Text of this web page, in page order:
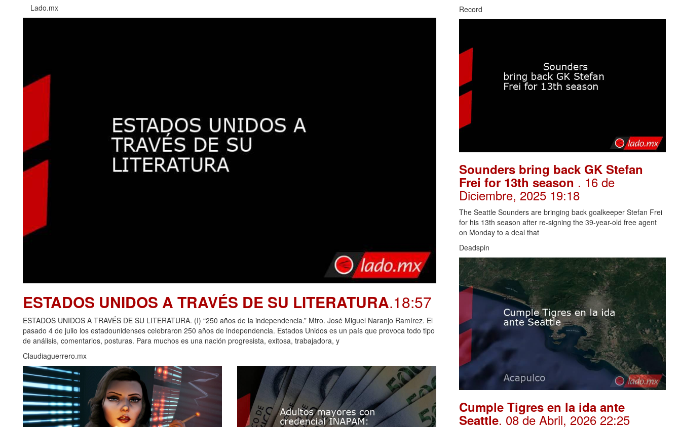
Lado.mx
ESTADOS UNIDOS A TRAVÉS DE SU LITERATURA.18:57
ESTADOS UNIDOS A TRAVÉS DE SU LITERATURA. (I) “250 años de la independencia.” Mtro. José Miguel Naranjo Ramírez. El
pasado 4 de julio los estadounidenses celebraron 250 años de independencia. Estados Unidos es un país que provoca todo tipo
de análisis, comentarios, posturas. Para muchos es una nación progresista, exitosa, trabajadora, y
Claudiaguerrero.mx
Record
Sounders bring back GK Stefan
Frei for 13th season . 16 de
Diciembre, 2025 19:18
The Seattle Sounders are bringing back goalkeeper Stefan Frei
for his 13th season after re-signing the 39-year-old free agent
on Monday to a deal that
Deadspin
Cumple Tigres en la ida ante
Seattle. 08 de Abril, 2026 22:25